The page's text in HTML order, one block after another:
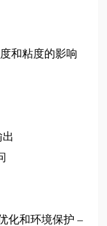
和粘度的影响
化和环境保护 –